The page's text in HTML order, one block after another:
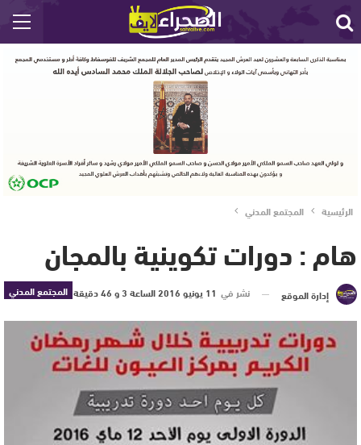
الرئيسية المجتمع المدني
هام : دورات تكوينية بالمجان
المجتمع المدني إدارة الموقع نشر في 11 يونيو 2016 الساعة 3 و 46 دقيقة